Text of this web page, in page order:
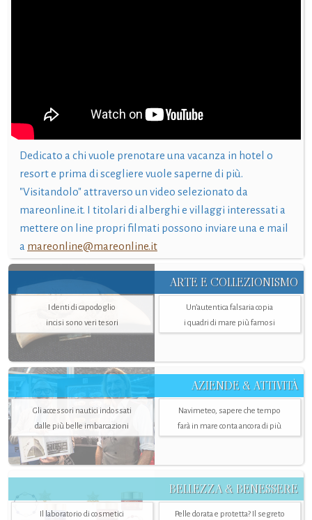
Dedicato a chi vuole prenotare una vacanza in hotel o
resort e prima di scegliere vuole saperne di più.
"Visitandolo" attraverso un video selezionato da
mareonline.it. I titolari di alberghi e villaggi interessati a
mettere on line propri filmati possono inviare una e mail
a mareonline@mareonline.it
ARTE E COLLEZIONISMO
I denti di capodoglio
incisi sono veri tesori
Un’autentica falsaria copia
i quadri di mare più famosi
AZIENDE & ATTIVITÀ
Gli accessori nautici indossati
dalle più belle imbarcazioni
Navimeteo, sapere che tempo
farà in mare conta ancora di più
BELLEZZA & BENESSERE
Il laboratorio di cosmetici
Pelle dorata e protetta? Il segreto